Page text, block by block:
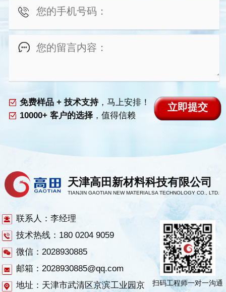
免费样品 + 技术支持，马上安排！
10000+ 客户的选择，值得信赖
天津高田新材料科技有限公司
TIANJIN GAOTIAN NEW MATERIALSA TECHNOLOGY CO., LTD.
联系人：李经理
技术热线：180 0204 9059
微信：2028930885
邮箱：2028930885@qq.com
地址：天津市武清区京滨工业园京
扫码工程师一对一沟通